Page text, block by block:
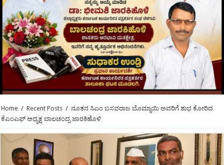
Home / Recent Posts / ನೂತನ ಸಿಎಂ ಬಸವರಾಜ ಬೊಮ್ಮಾಯಿ ಅವರಿಗೆ ಶುಭ ಕೋರಿದ
ಕೆಎಂಎಫ್ ಅಧ್ಯಕ್ಷ ಬಾಲಚಂದ್ರ ಜಾರಕಿಹೊಳಿ